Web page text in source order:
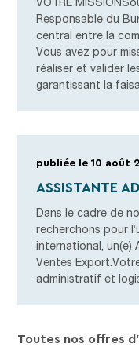
Responsable du
central entre la
Vous avez pour
réaliser et valider
garantissant la
publiée le 10 août
ASSISTANTE
Dans le cadre de
recherchons pour
international, un(e)
Ventes
administratif et
Toutes nos offres